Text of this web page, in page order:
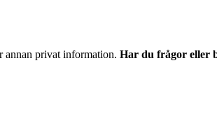
annan privat information. Har du frågor eller